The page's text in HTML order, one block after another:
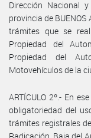
Dirección Nacional y
provincia de
trámites que se
Propiedad del
Propiedad del
Motovehículos de la
ARTÍCULO 2º.- En
obligatoriedad del
trámites registrales
Radicación, Baja del